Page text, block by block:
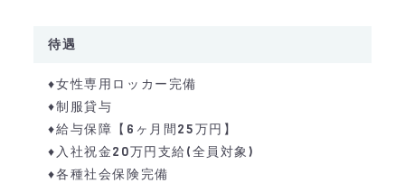
待遇
♦女性専用ロッカー完備
♦制服貸与
♦給与保障【6ヶ月間25万円】
♦入社祝金20万円支給(全員対象)
♦各種社会保険完備